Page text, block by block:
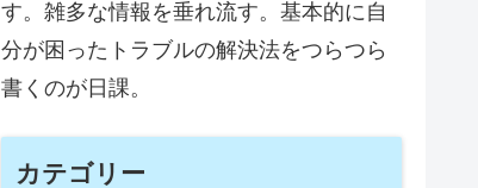
す。雑多な情報を垂れ流す。基本的に自
分が困ったトラブルの解決法をつらつら
書くのが日課。
カテゴリー